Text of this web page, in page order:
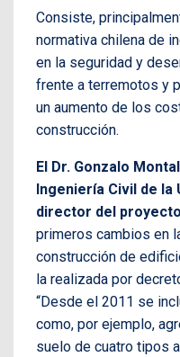
Consiste,
normativa chilena de
en la seguridad y
frente a terremotos y
un aumento de los
construcción.
El Dr. Gonzalo
Ingeniería Civil de
director del
primeros cambios en
construcción de
la realizada por
“Desde el 2011 se
como, por ejemplo,
suelo de cuatro tipos